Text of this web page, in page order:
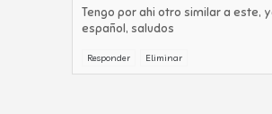
Tengo por ahi otro similar a este,
español, saludos
Responder Eliminar